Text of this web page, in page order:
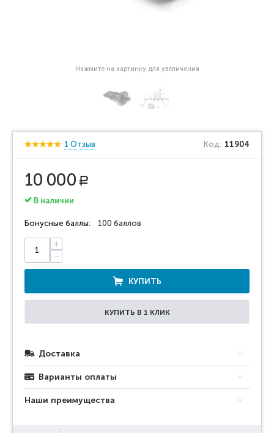
Нажмите на картинку для увеличения
1 Отзыв Код: 11904
10 000 Р
В наличии
Бонусные баллы: 100 баллов
+
−
КУПИТЬ
КУПИТЬ В 1 КЛИК
Доставка
Варианты оплаты
Наши преимущества